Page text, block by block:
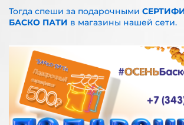
Тогда спеши за подарочными
БАСКО ПАТИ в магазины нашей сети.